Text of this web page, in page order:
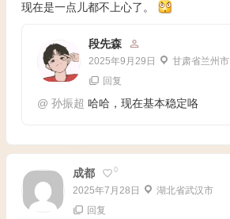
现在是一点儿都不上心了。
段先森
2025年9月29日 甘肃省兰州市
回复
@ 孙振超 哈哈，现在基本稳定咯
成都 0
2025年7月28日 湖北省武汉市
回复